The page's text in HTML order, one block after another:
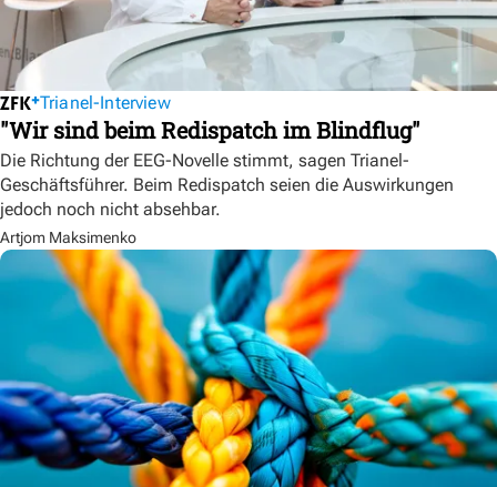
Trianel-Interview
"Wir sind beim Redispatch im Blindflug"
Die Richtung der EEG-Novelle stimmt, sagen Trianel-
Geschäftsführer. Beim Redispatch seien die Auswirkungen
jedoch noch nicht absehbar.
Artjom Maksimenko